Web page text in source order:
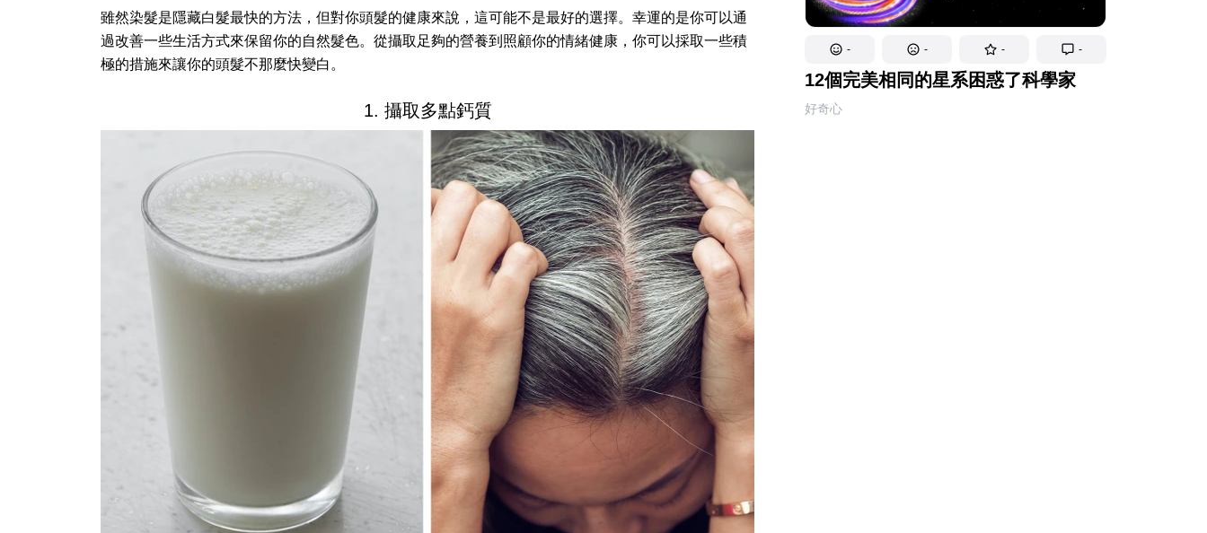
- - - -
12個完美相同的星系困惑了科學家
好奇心
雖然染髮是隱藏白髮最快的方法，但對你頭髮的健康來說，這可能不是最好的選擇。幸運的是你可以通
過改善一些生活方式來保留你的自然髮色。從攝取足夠的營養到照顧你的情緒健康，你可以採取一些積
極的措施來讓你的頭髮不那麼快變白。
1. 攝取多點鈣質